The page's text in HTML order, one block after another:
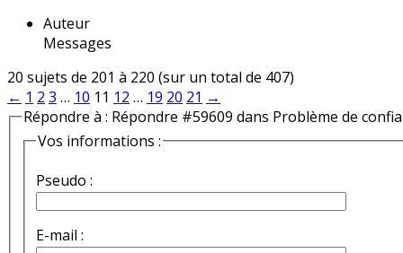
Auteur
Messages
20 sujets de 201 à 220 (sur un total de 407)
← 1 2 3 … 10 11 12 … 19 20 21 →
Répondre à : Répondre #59609 dans Problème de
Vos informations :
Pseudo :
E-mail :